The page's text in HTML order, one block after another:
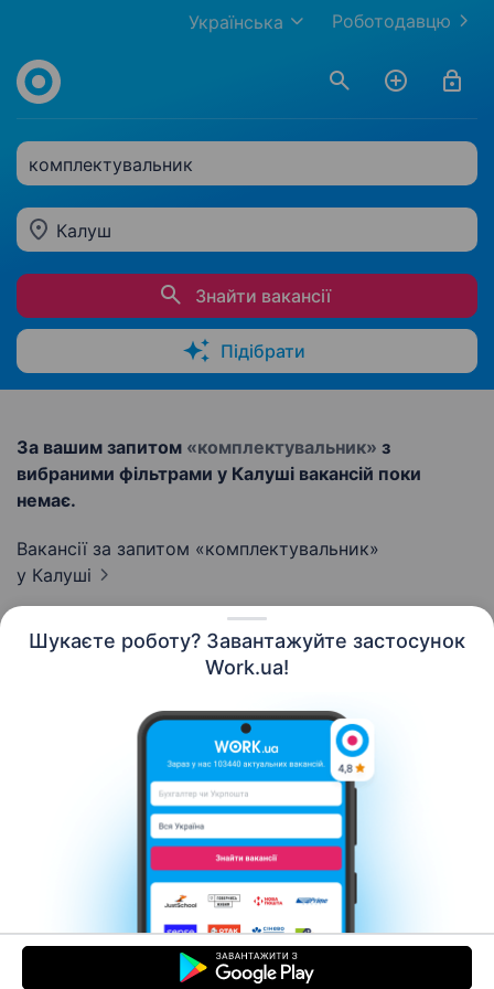
Шукаєте роботу? Завантажуйте застосунок
Work.ua!
Роботодавцю
Українська
комплектувальник
Калуш
Знайти вакансії
Підібрати
За вашим запитом «комплектувальник» з
вибраними фільтрами у Калуші вакансій поки
немає.
Вакансії за запитом «комплектувальник»
у Калуші
Контакти Про нас
Кар’єра
Допомога Умови використання